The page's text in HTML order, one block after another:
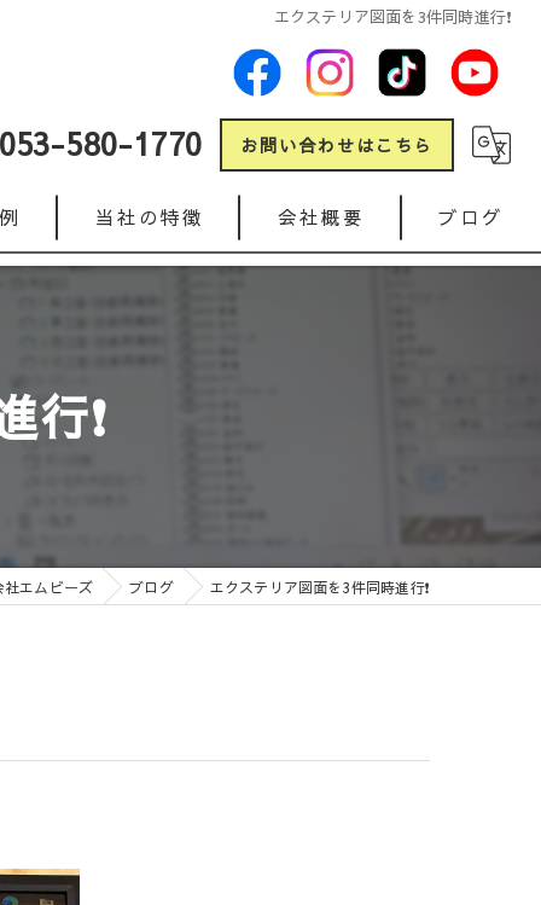
エクステリア図面を3件同時進行❗
053-580-1770 お問い合わせはこちら
当社の特徴
リフォーム
ガレージ
会社概要 ブログ
❗
エムビーズ ブログ エクステリア図面を3件同時進行❗